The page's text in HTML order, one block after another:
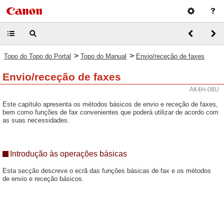
Topo do Topo do Portal > Topo do Manual > Envio/receção de faxes
Envio/receção de faxes
AK4H-08U
Este capítulo apresenta os métodos básicos de envio e receção de faxes,
bem como funções de fax convenientes que poderá utilizar de acordo com
as suas necessidades.
Introdução às operações básicas
Esta secção descreve o ecrã das funções básicas de fax e os métodos
de envio e receção básicos.